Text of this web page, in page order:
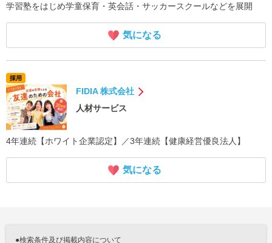
学習塾をはじめ学童保育・英会話・サッカースクールなどを展開
気になる
採用
FIDIA 株式会社
人材サービス
4年連続【ホワイト企業認定】／3年連続【健康経営優良法人】
気になる
●検索条件及び掲載内容について